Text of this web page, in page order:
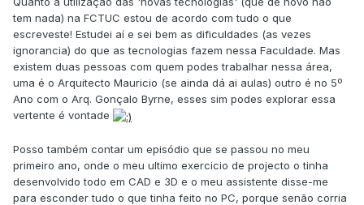
tem nada) na FCTUC estou de acordo com tudo o que
escreveste! Estudei aí e sei bem as dificuldades (as vezes
ignorancia) do que as tecnologias fazem nessa Faculdade. Mas
existem duas pessoas com quem podes trabalhar nessa área,
uma é o Arquitecto Mauricio (se ainda dá ai aulas) outro é no 5º
Ano com o Arq. Gonçalo Byrne, esses sim podes explorar essa
vertente é vontade
Posso também contar um episódio que se passou no meu
primeiro ano, onde o meu ultimo exercicio de projecto o tinha
desenvolvido todo em CAD e 3D e o meu assistente disse-me
para esconder tudo o que tinha feito no PC, porque senão corria